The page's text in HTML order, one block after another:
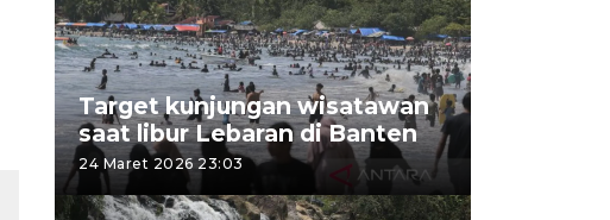
Target kunjungan wisatawan
saat libur Lebaran di Banten
24 Maret 2026 23:03